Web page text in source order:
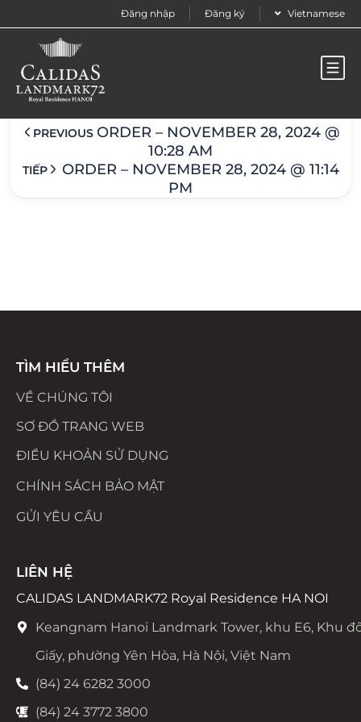
Đăng nhập Đăng ký Vietnamese
Order – November 28, 2024 @ 10:43 am
PREVIOUS ORDER – NOVEMBER 28, 2024 @
10:28 AM
TIẾP
ORDER – NOVEMBER 28, 2024 @ 11:14
PM
TÌM HIỂU THÊM
VỀ CHÚNG TÔI
SƠ ĐỒ TRANG WEB
ĐIỀU KHOẢN SỬ DỤNG
CHÍNH SÁCH BẢO MẬT
GỬI YÊU CẦU
LIÊN HỆ
CALIDAS LANDMARK72 Royal Residence HA NOI
Keangnam Hanoi Landmark Tower, khu E6, Khu
Giấy, phường Yên Hòa, Hà Nội, Việt Nam
(84) 24 6282 3000
(84) 24 3772 3800